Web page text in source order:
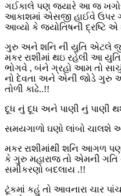
ગઈકાલે પણ જયારે આ જ
આકાશમાં એસજી હાઈવે ઉપર
આવ્યો કે જ્યોતિષની દ્રષ્ટિ
ગુરુ અને શનિ ની યુતિ એટલે
મકર રાશીમાં થઇ રહેલી આ
ભોગવે , બંને ગ્રહો આમ તો સાચું
નો દેવતા અને એની જોડે ગુરુ
તોળી કાઢે..!!
દૂધ નું દૂધ અને પાણી નું પાણી
સમયગાળો ઘણો લાંબો ચાલશે
મકર રાશીમાંથી શનિ આગળ
કે ગુરુ મહારાજ તો એમની
સમીકરણો બદલાય .!!
ટૂંકમાં કહું તો આવનારા ચાર